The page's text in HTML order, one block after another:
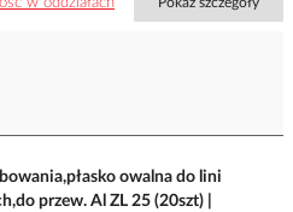
Pokaż szczegóły
owalna do lini
przew. Al ZL 25 (20szt) |